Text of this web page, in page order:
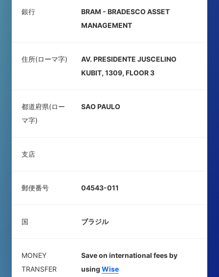
銀行
BRAM - BRADESCO ASSET
MANAGEMENT
住所(ローマ字)
AV. PRESIDENTE JUSCELINO
KUBIT, 1309, FLOOR 3
都道府県(ロー
マ字)
SAO PAULO
支店
郵便番号 04543-011
国 ブラジル
MONEY
TRANSFER
Save on international fees by
using Wise